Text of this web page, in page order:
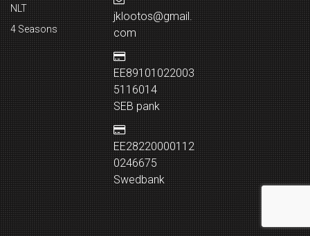
NLT
4 Seasons
jklootos@gmail.
com
EE89101022003
5116014
SEB pank
EE28220000112
0246675
Swedbank